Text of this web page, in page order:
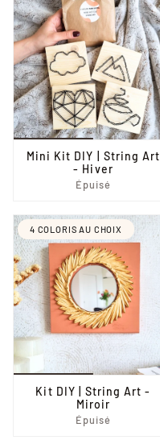
Mini Kit DIY | String Art
- Hiver
Épuisé
4 COLORIS AU CHOIX
Kit DIY | String Art -
Miroir
Épuisé